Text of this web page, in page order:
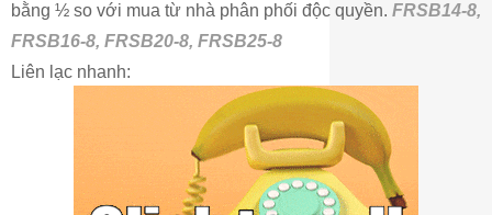
bằng ½ so với mua từ nhà phân phối độc quyền. FRSB14-8,
FRSB16-8, FRSB20-8, FRSB25-8
Liên lạc nhanh: